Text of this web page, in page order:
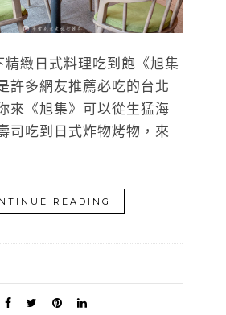
緻日式料理吃到飽《旭集
許多網友推薦必吃的台北
來《旭集》可以從生猛海
司吃到日式炸物烤物，來
READING